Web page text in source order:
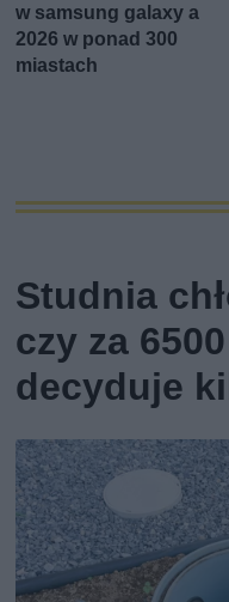
w samsung galaxy a
2026 w ponad 300
miastach
Studnia
czy za
decyduje